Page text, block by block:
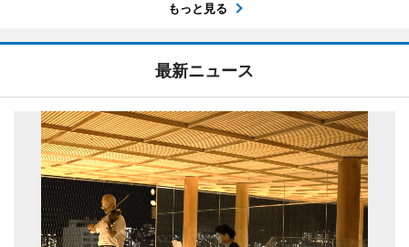
もっと見る
最新ニュース